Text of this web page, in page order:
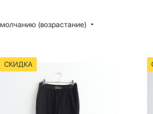
(возрастание)
СКИДКА